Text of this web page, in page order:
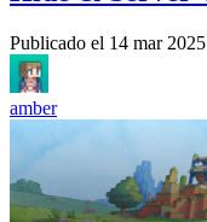
Publicado el 14 mar 2025
amber